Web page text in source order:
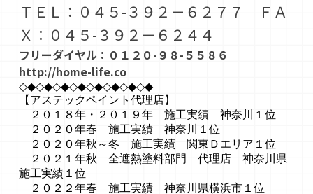
ＴＥＬ：０４５-３９２－６２７７ ＦＡ
Ｘ：０４５-３９２－６２４４
フリーダイヤル：０１２０-９８-５５８６
http://home-life.co
◇◆◇◆◇◆◇◆◇◆◇◆◇◆◇◆
【アステックペイント代理店】
２０１８年・２０１９年 施工実績 神奈川１位
２０２０年春 施工実績 神奈川１位
２０２０年秋～冬 施工実績 関東Ｄエリア１位
２０２１年秋 全遮熱塗料部門 代理店 神奈川県
施工実績１位
２０２２年春 施工実績 神奈川県横浜市１位